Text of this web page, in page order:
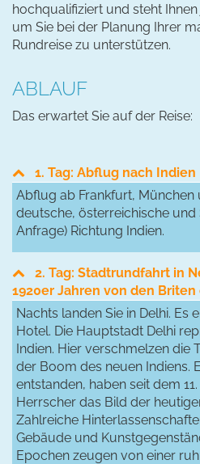
hochqualifiziert und steht
um Sie bei der Planung Ihrer
Rundreise zu unterstützen.
ABLAUF
Das erwartet Sie auf der Reise:
1. Tag: Abflug nach Indien
Abflug ab Frankfurt, München
deutsche, österreichische
Anfrage) Richtung Indien.
2. Tag: Stadtrundfahrt in
1920er Jahren von den
Nachts landen Sie in Delhi. Es
Hotel. Die Hauptstadt Delhi
Indien. Hier verschmelzen die
der Boom des neuen Indiens.
entstanden, haben seit dem
Herrscher das Bild der
Zahlreiche
Gebäude und
Epochen zeugen von einer